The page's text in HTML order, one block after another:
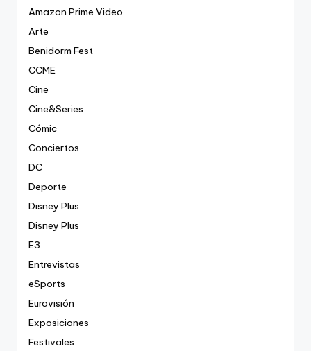
Amazon Prime Video
Arte
Benidorm Fest
CCME
Cine
Cine&Series
Cómic
Conciertos
DC
Deporte
Disney Plus
Disney Plus
E3
Entrevistas
eSports
Eurovisión
Exposiciones
Festivales